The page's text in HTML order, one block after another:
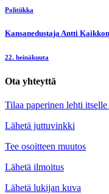
Politiikka
Kansanedustaja Antti
22. heinäkuuta
Ota yhteyttä
Tilaa paperinen lehti
Lähetä juttuvinkki
Tee osoitteen muutos
Lähetä ilmoitus
Lähetä lukijan kuva